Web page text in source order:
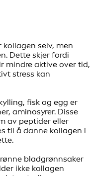
kollagen selv, men
Dette skjer fordi
mindre aktive over tid,
stress kan
fisk og egg er
aminosyrer. Disse
av peptider eller
til å danne kollagen i
bladgrønnsaker
ikke kollagen